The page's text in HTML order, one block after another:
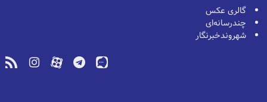
گالری عکس
چندرسانه‌ای
شهروندخبرنگار